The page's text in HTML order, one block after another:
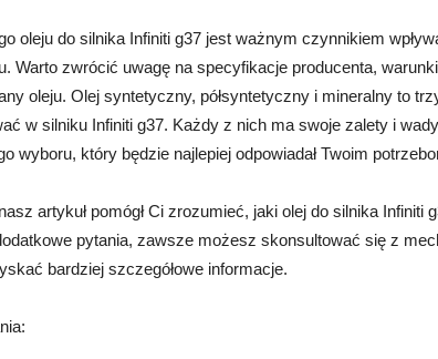
oleju do silnika Infiniti g37 jest ważnym czynnikiem
Warto zwrócić uwagę na specyfikacje producenta,
oleju. Olej syntetyczny, półsyntetyczny i mineralny to
w silniku Infiniti g37. Każdy z nich ma swoje zalety i
wyboru, który będzie najlepiej odpowiadał Twoim
artykuł pomógł Ci zrozumieć, jaki olej do silnika Infiniti
pytania, zawsze możesz skonsultować się z
bardziej szczegółowe informacje.